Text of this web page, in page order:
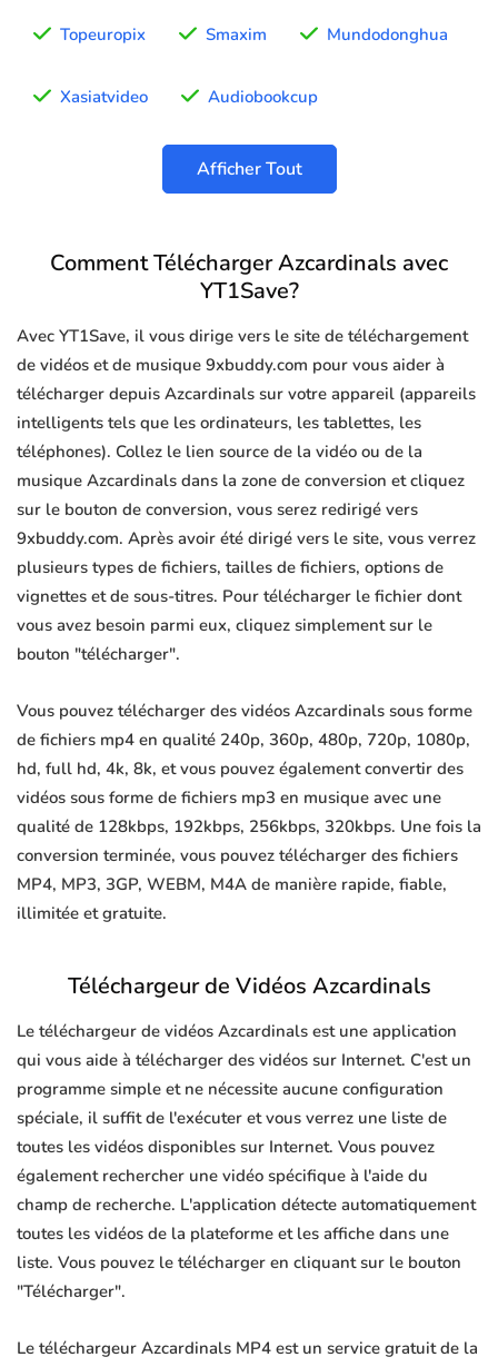
Topeuropix Smaxim Mundodonghua
Xasiatvideo Audiobookcup
Afficher Tout
Comment Télécharger Azcardinals avec
YT1Save?
Avec YT1Save, il vous dirige vers le site de téléchargement
de vidéos et de musique 9xbuddy.com pour vous aider à
télécharger depuis Azcardinals sur votre appareil (appareils
intelligents tels que les ordinateurs, les tablettes, les
téléphones). Collez le lien source de la vidéo ou de la
musique Azcardinals dans la zone de conversion et cliquez
sur le bouton de conversion, vous serez redirigé vers
9xbuddy.com. Après avoir été dirigé vers le site, vous verrez
plusieurs types de fichiers, tailles de fichiers, options de
vignettes et de sous-titres. Pour télécharger le fichier dont
vous avez besoin parmi eux, cliquez simplement sur le
bouton "télécharger".
Vous pouvez télécharger des vidéos Azcardinals sous forme
de fichiers mp4 en qualité 240p, 360p, 480p, 720p, 1080p,
hd, full hd, 4k, 8k, et vous pouvez également convertir des
vidéos sous forme de fichiers mp3 en musique avec une
qualité de 128kbps, 192kbps, 256kbps, 320kbps. Une fois la
conversion terminée, vous pouvez télécharger des fichiers
MP4, MP3, 3GP, WEBM, M4A de manière rapide, fiable,
illimitée et gratuite.
Téléchargeur de Vidéos Azcardinals
Le téléchargeur de vidéos Azcardinals est une application
qui vous aide à télécharger des vidéos sur Internet. C'est un
programme simple et ne nécessite aucune configuration
spéciale, il suffit de l'exécuter et vous verrez une liste de
toutes les vidéos disponibles sur Internet. Vous pouvez
également rechercher une vidéo spécifique à l'aide du
champ de recherche. L'application détecte automatiquement
toutes les vidéos de la plateforme et les affiche dans une
liste. Vous pouvez le télécharger en cliquant sur le bouton
"Télécharger".
Le téléchargeur Azcardinals MP4 est un service gratuit de la